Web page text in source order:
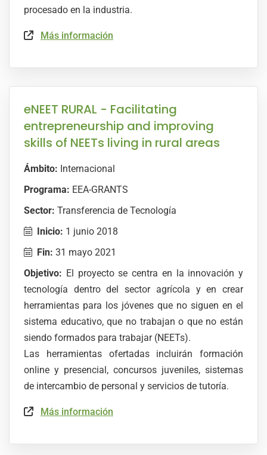
procesado en la industria.
Más información
eNEET RURAL - Facilitating
entrepreneurship and improving
skills of NEETs living in rural areas
Ámbito: Internacional
Programa: EEA-GRANTS
Sector: Transferencia de Tecnología
Inicio: 1 junio 2018
Fin: 31 mayo 2021
Objetivo: El proyecto se centra en la innovación y
tecnología dentro del sector agrícola y en crear
herramientas para los jóvenes que no siguen en el
sistema educativo, que no trabajan o que no están
siendo formados para trabajar (NEETs).
Las herramientas ofertadas incluirán formación
online y presencial, concursos juveniles, sistemas
de intercambio de personal y servicios de tutoría.
Más información